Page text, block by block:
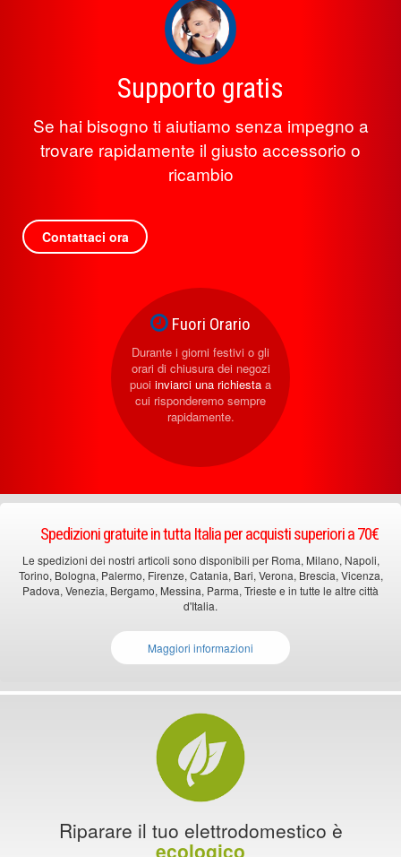
Supporto gratis
Se hai bisogno ti aiutiamo senza impegno a
trovare rapidamente il giusto accessorio o
ricambio
Contattaci ora
Fuori Orario
Durante i giorni festivi o gli
orari di chiusura dei negozi
puoi inviarci una richiesta a
cui risponderemo sempre
rapidamente.
Spedizioni gratuite in tutta Italia per acquisti superiori a 70€
Le spedizioni dei nostri articoli sono disponibili per Roma, Milano, Napoli,
Torino, Bologna, Palermo, Firenze, Catania, Bari, Verona, Brescia, Vicenza,
Padova, Venezia, Bergamo, Messina, Parma, Trieste e in tutte le altre città
d'Italia.
Maggiori informazioni
Riparare il tuo elettrodomestico è
ecologico